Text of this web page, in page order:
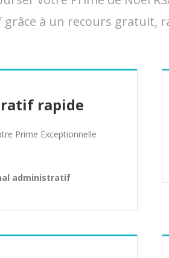
à un recours gratuit,
rapide
Prime Exceptionnelle
administratif